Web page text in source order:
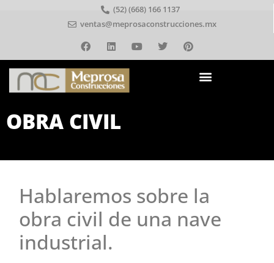
(52) (668) 166 1137
ventas@meprosaconstrucciones.mx
OBRA CIVIL
Hablaremos sobre la
obra civil de una nave
industrial.